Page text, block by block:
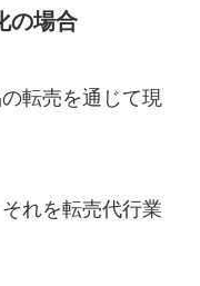
の場合
転売を通じて現
れを転売代行業